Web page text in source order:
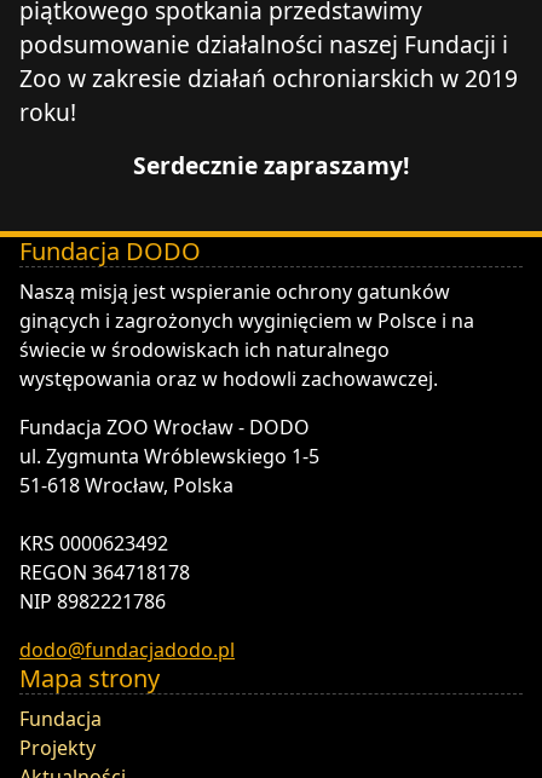
piątkowego spotkania przedstawimy
podsumowanie działalności naszej Fundacji i
Zoo w zakresie działań ochroniarskich w 2019
roku!
Serdecznie zapraszamy!
Fundacja DODO
DODO - Fundacja ZOO Wrocław
Naszą misją jest wspieranie ochrony gatunków
ginących i zagrożonych wyginięciem w Polsce i na
świecie w środowiskach ich naturalnego
występowania oraz w hodowli zachowawczej.
Fundacja ZOO Wrocław - DODO
ul. Zygmunta Wróblewskiego 1-5
51-618 Wrocław, Polska
KRS 0000623492
REGON 364718178
NIP 8982221786
dodo@fundacjadodo.pl
Mapa strony
Fundacja
Projekty